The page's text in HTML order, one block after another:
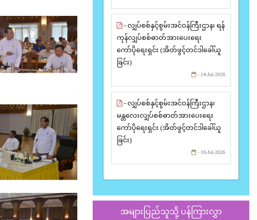
- လျှပ်စစ်နှင့်စွမ်းအင်ဝန်ကြီးဌာန၊ ရန်
ကုန်လျှပ်စစ်ဓာတ်အားပေးရေး
ကော်ပိုရေးရှင်း (အိတ်ဖွင့်တင်ဒါခေါ်ယူ
ခြင်း)
- 14-Jul-2026
- လျှပ်စစ်နှင့်စွမ်းအင်ဝန်ကြီးဌာန၊
မန္တလေးလျှပ်စစ်ဓာတ်အားပေးရေး
ကော်ပိုရေးရှင်း (အိတ်ဖွင့်တင်ဒါခေါ်ယူ
ခြင်း)
- 10-Jul-2026
အများပြည်သူသို့ ပန်ကြားလွှာ